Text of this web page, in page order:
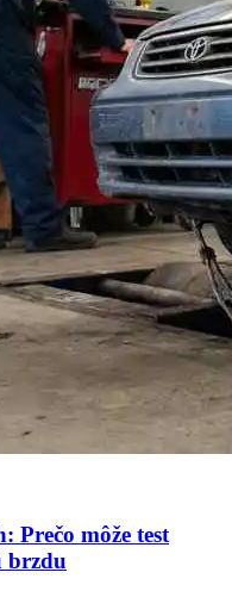
Prečo môže test
brzdu